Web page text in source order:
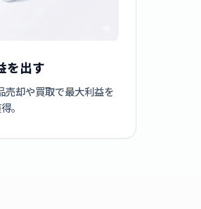
を出す
売却や買取で最大利益を
。